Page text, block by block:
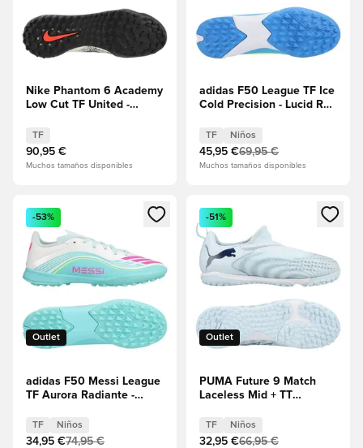
Nike Phantom 6 Academy
Low Cut TF United -
Red/Fósil
TF
90,95 €
Muchos tamaños disponibles
adidas F50 League TF Ice
Cold Precision - Lucid Ray
Utility Aqua Niños
TF Niños
45,95 €69,95 €
Muchos tamaños disponibles
Abre un modal para iniciar sesión o registrarse como
Outlet
-53%
adidas F50 Messi League
TF Aurora Radiante -
lúcido/Turquesa Niños
TF Niños
34,95 €74,95 €
Abre un modal para iniciar
Outlet
-51%
PUMA Future 9 Match
Laceless Mid + TT
helado/Blue Jewel Niños
TF Niños
32,95 €66,95 €